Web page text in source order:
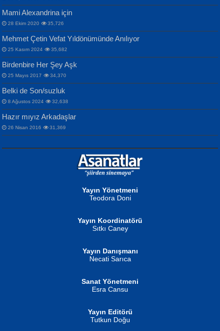
MAHMUT GÜRBÜZ
İbrahim Olmak ve Bitirebilmek...
NURAN KÖSE BAYDAR
Songül Özel
Mahzen...
Ben Deniz Değilim ki...
NAZIM HİKMET RAN
Bir Cezaevinde, Tecritteki Adamın
Mektupları...
Mami Alexandrina için
28 Ekim 2020 35,726
Mehmet Çetin Vefat Yıldönümünde Anılıyor
25 Kasım 2024 35,682
Birdenbire Her Şey Aşk
25 Mayıs 2017 34,370
Belki de Son/suzluk
8 Ağustos 2024 32,638
Hazır mıyız Arkadaşlar
26 Nisan 2016 31,369
Yayın Yönetmeni
Teodora Doni
Yayın Koordinatörü
Sıtkı Caney
Yayın Danışmanı
Necati Sarıca
Sanat Yönetmeni
Esra Cansu
Yayın Editörü
Tutkun Doğu